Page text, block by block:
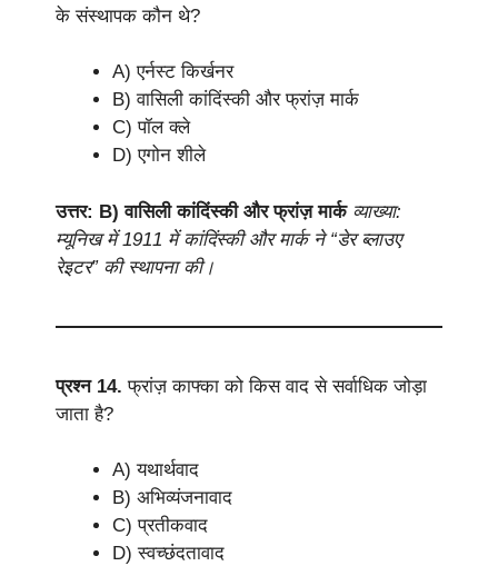
के संस्थापक कौन थे?
A) एर्नस्ट किर्खनर
B) वासिली कांदिंस्की और फ्रांज़ मार्क
C) पॉल क्ले
D) एगोन शीले
उत्तर: B) वासिली कांदिंस्की और फ्रांज़ मार्क व्याख्या:
म्यूनिख में 1911 में कांदिंस्की और मार्क ने “डेर ब्लाउए
रेइटर” की स्थापना की।
प्रश्न 14. फ्रांज़ काफ्का को किस वाद से सर्वाधिक जोड़ा
जाता है?
A) यथार्थवाद
B) अभिव्यंजनावाद
C) प्रतीकवाद
D) स्वच्छंदतावाद